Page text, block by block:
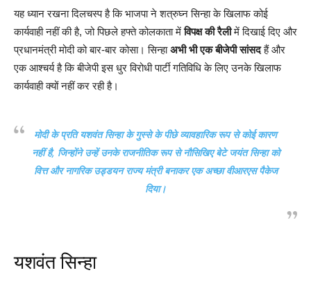
यह ध्यान रखना दिलचस्प है कि भाजपा ने शत्रुघ्न सिन्हा के खिलाफ कोई
कार्यवाही नहीं की है, जो पिछले हफ्ते कोलकाता मेंविपक्ष की रैलीमें दिखाई दिए और
प्रधानमंत्री मोदी को बार-बार कोसा। सिन्हाअभी भी एक बीजेपी सांसदहैं और
एक आश्चर्य है कि बीजेपी इस धुर विरोधी पार्टी गतिविधि के लिए उनके खिलाफ
कार्यवाही क्यों नहीं कर रही है।
मोदी के प्रति यशवंत सिन्हा के गुस्से के पीछे व्यावहारिक रूप से कोई कारण
नहीं है, जिन्होंने उन्हें उनके राजनीतिक रूप से नौसिखिए बेटे जयंत सिन्हा को
वित्त और नागरिक उड्डयन राज्य मंत्री बनाकर एक अच्छा वीआरएस पैकेज
दिया।
यशवंत सिन्हा